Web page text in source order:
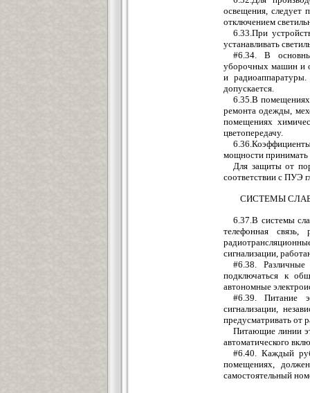
освещения, следует
отключением
6.33.При
устанавливать
#6.34. В
уборочных машин и
и
допускается.
6.35.В помещениях
ремонта одежды,
помещениях
цветопередачу.
мощности
Для защиты от
соответствии с ПУЭ
СИСТЕМЫ
6.37.В системы
телефонная
сигнализации,
#6.38.
подключаться к
автономные
#6.39. Питание
сигнализации,
предусматривать от
Питающие линии
автоматического
#6.40. Каждый
помещениях,
самостоятельный